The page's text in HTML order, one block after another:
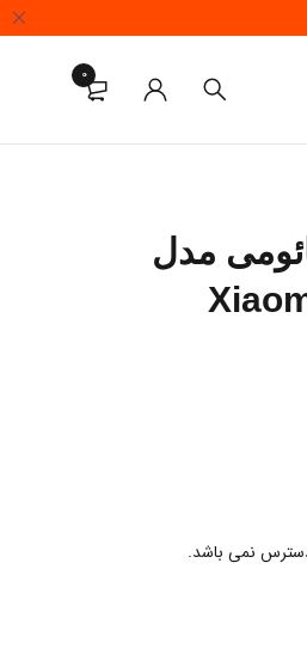
0
مدل
نمی باشد.